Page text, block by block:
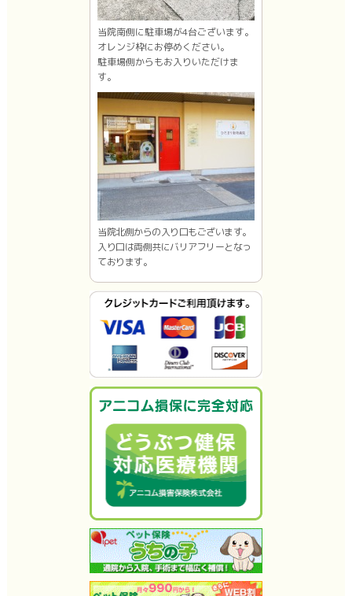
当院南側に駐車場が4台ございます。
オレンジ枠にお停めください。
駐車場側からもお入りいただけま
す。
当院北側からの入り口もございます。
入り口は両側共にバリアフリーとなっ
ております。